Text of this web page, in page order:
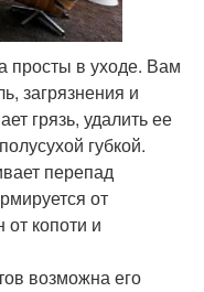
просты в уходе. Вам
загрязнения и
грязь, удалить ее
губкой.
перепад
от
копоти и
возможна его